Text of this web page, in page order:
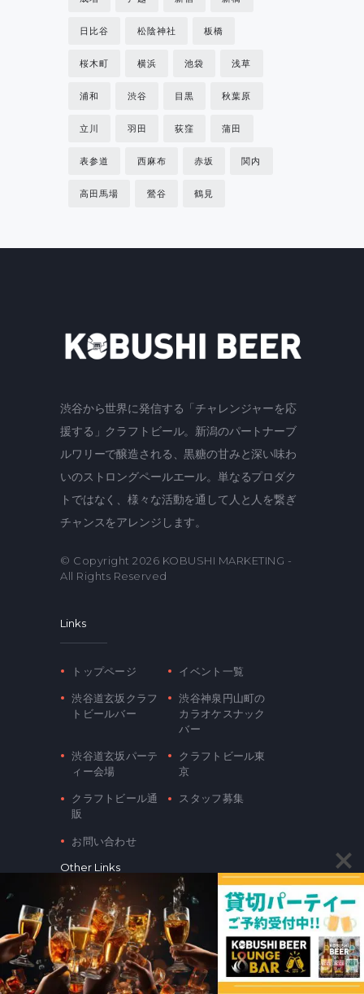
日比谷 松陰神社 板橋
桜木町 横浜 池袋 浅草
浦和 渋谷 目黒 秋葉原
立川 羽田 荻窪 蒲田
表参道 西麻布 赤坂 関内
高田馬場 鶯谷 鶴見
渋谷から世界に発信する「チャレンジャーを応
援する」クラフトビール。新潟のパートナーブ
ルワリーで醸造される、黒糖の甘みと深い味わ
いのストロングペールエール。単なるプロダク
トではなく、様々な活動を通して人と人を繋ぎ
チャンスをアレンジします。
© Copyright 2026 KOBUSHI MARKETING -
All Rights Reserved
Links
トップページ イベント一覧
渋谷道玄坂クラフ
トビールバー
渋谷神泉円山町の
カラオケスナック
バー
渋谷道玄坂パーテ
ィー会場
クラフトビール東
京
クラフトビール通
販
スタッフ募集
お問い合わせ
Other Links
KOBUSHI
MARKETING
Contacts